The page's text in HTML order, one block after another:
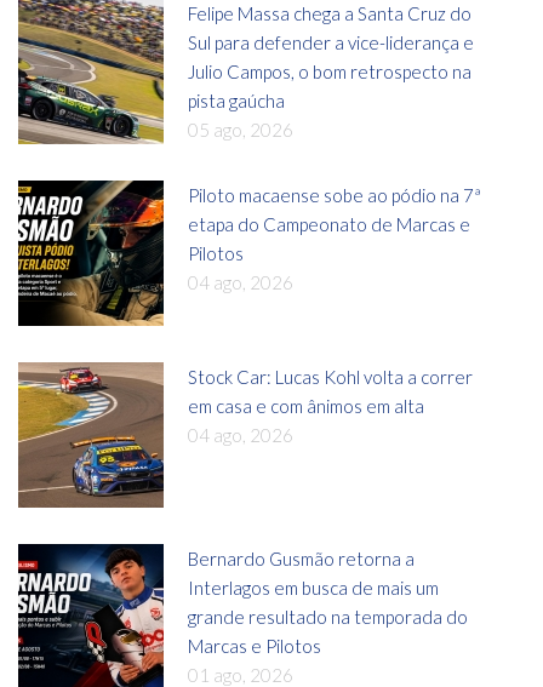
Felipe Massa chega a Santa Cruz do
Sul para defender a vice-liderança e
Julio Campos, o bom retrospecto na
pista gaúcha
05 ago, 2026
Piloto macaense sobe ao pódio na 7ª
etapa do Campeonato de Marcas e
Pilotos
04 ago, 2026
Stock Car: Lucas Kohl volta a correr
em casa e com ânimos em alta
04 ago, 2026
Bernardo Gusmão retorna a
Interlagos em busca de mais um
grande resultado na temporada do
Marcas e Pilotos
01 ago, 2026